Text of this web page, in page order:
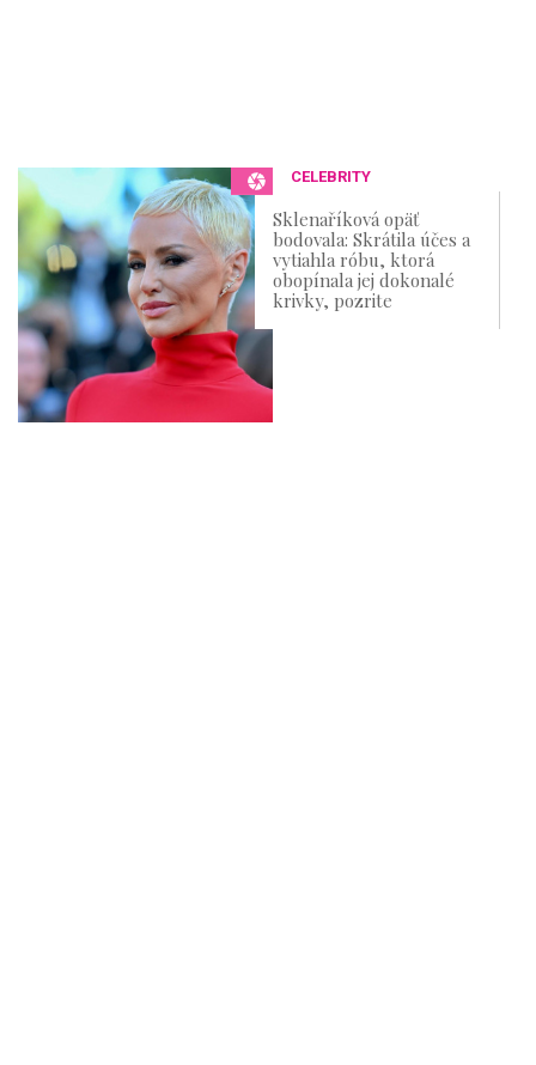
CELEBRITY
Sklenaříková opäť
bodovala: Skrátila účes a
vytiahla róbu, ktorá
obopínala jej dokonalé
krivky, pozrite